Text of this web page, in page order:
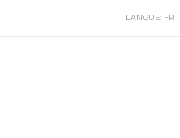
LANGUE: FR